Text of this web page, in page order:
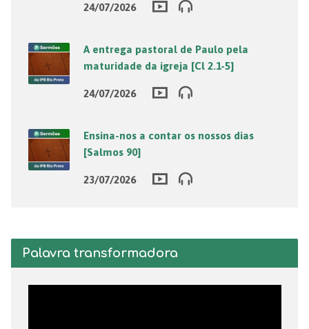
24/07/2026
A entrega pastoral de Paulo pela
maturidade da igreja [Cl 2.1-5]
24/07/2026
Ensina-nos a contar os nossos dias
[Salmos 90]
23/07/2026
Palavra transformadora